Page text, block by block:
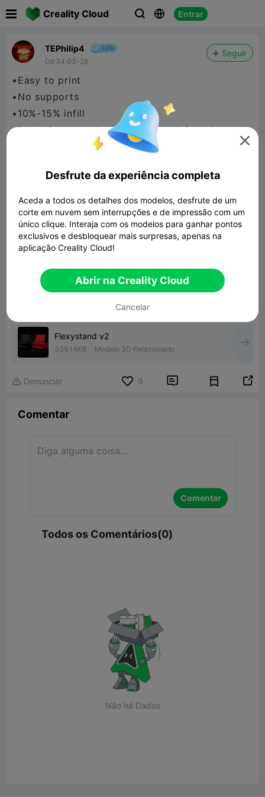
Creality Cloud   Entrar
TEPhilip4
09:34 03-28
Seguir
•Easy to print
•No supports
•10%-15% infill
•Don't forget to boost, download, favorite and
Flexystand v2
339.14KB Modelo 3D Relacionado
 Denunciar 9  
Comentar
Comentar
Todos os Comentários(0)
Não há Dados

Desfrute da experiência completa
Aceda a todos os detalhes dos modelos, desfrute de um
corte em nuvem sem interrupções e de impressão com um
único clique. Interaja com os modelos para ganhar pontos
exclusivos e desbloquear mais surpresas, apenas na
aplicação Creality Cloud!
Abrir na Creality Cloud
Cancelar